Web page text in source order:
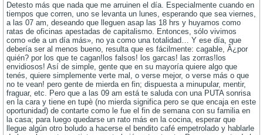
Detesto más que nada que me arruinen el dí­a. Especialmente cuando en
tiempos que corren, uno se levanta un lunes, esperando que sea viernes,
a las 07 am, deseando que lleguen asap las 18 hrs y huyamos como
ratas de oficinas apestadas de capitalismo. Entonces, sólo vivimos
como «de a un dí­a más», no ya como una totalidad… Y ese dí­a, que
deberí­a ser al menos bueno, resulta que es fácilmente: cagable, Â¿por
quién? por los que te cagan!los falsos! los garcas! las zorras!los
envidiosos! Así­ de simple, gente que en su mayorí­a quiere algo que
tenés, quiere simplemente verte mal, o verse mejor, o verse más o que
no te vean! pero gente de mierda en fin; dispuesta a minupular, mentir,
fraguar, etc. Pero que a las 09 am está te saluda con una PUTA sonrisa
en la cara y tiene en tupè (no mierda significa pero se que encaja en este
oportunidad) de contarte como le fue el fin de semana con su familia en
la casa; para luego quedarse un rato más en la cocina, esperar que
llegue algún otro boludo a hacerse el bendito café empetrolado y hablarle